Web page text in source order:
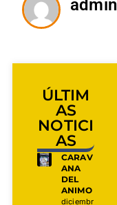
admin
ÚLTIM
AS
NOTICI
AS
CARAV
ANA
DEL
ANIMO
diciembr